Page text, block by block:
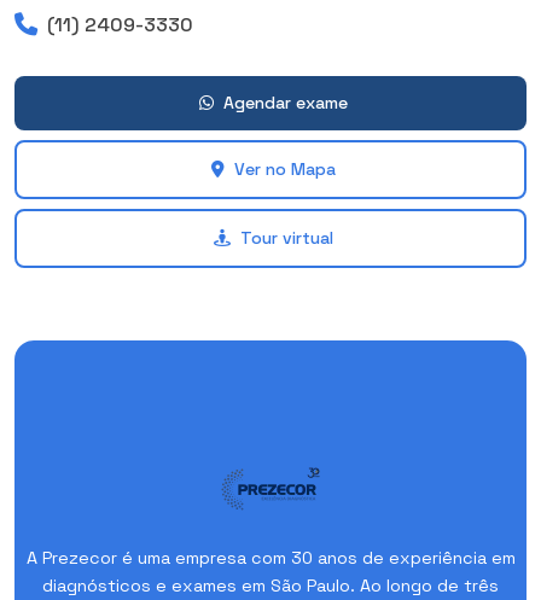
(11) 2409-3330
Agendar exame
Ver no Mapa
Tour virtual
A Prezecor é uma empresa com 30 anos de experiência em
diagnósticos e exames em São Paulo. Ao longo de três